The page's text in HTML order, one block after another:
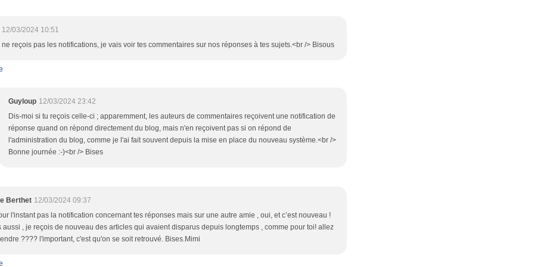
12/03/2024 10:51
reçois pas les notifications, je vais voir tes commentaires sur nos réponses à tes sujets.<br /> Bisous
Guyloup 12/03/2024 23:42
Dis-moi si tu reçois celle-ci ; apparemment, les auteurs de commentaires reçoivent une notification de
réponse quand on répond directement du blog, mais n'en reçoivent pas si on répond de
l'administration du blog, comme je l'ai fait souvent depuis la mise en place du nouveau système.<br />
Bonne journée :-)<br /> Bises
Berthet 12/03/2024 09:37
l'instant pas la notification concernant tes réponses mais sur une autre amie , oui, et c’est nouveau !
aussi , je reçois de nouveau des articles qui avaient disparus depuis longtemps , comme pour toi! allez
???? l'important, c'est qu'on se soit retrouvé. Bises.Mimi